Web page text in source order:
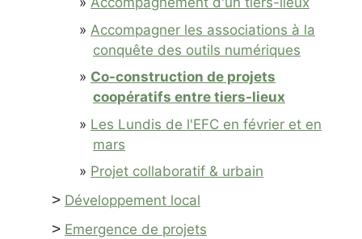
Accompagner les associations à la
conquête des outils numériques
Co-construction de projets
coopératifs entre tiers-lieux
Les Lundis de l'EFC en février et en
mars
Projet collaboratif & urbain
> Développement local
> Emergence de projets